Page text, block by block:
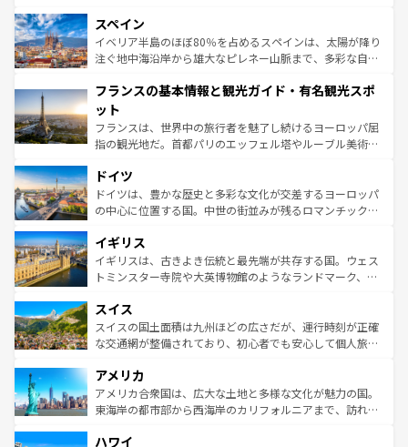
ろん、トスカーナの美しい田園風景やアマルフィ海岸の絶
景など、自然景観も見逃せない。観光の合間には、本場の
ピザやパスタなど、絶品のイタリア料理を堪能することも
ませてくれるイタリアで、忘れられない旅をしてみよう！
なお、新着のイタリア情報は
しい。
スペイン
イベリア半島のほぼ80％を占めるスペインは、太陽が降り
注ぐ地中海沿岸から雄大なピレネー山脈まで、多彩な自然
文化が根付くこの国では、情熱的なフラメンコ、熱気あふ
れる闘牛、そして美味しいタパスが生活の一部となってい
る。首都マドリードの洗練された雰囲気や、バルセロナの
アートに溢れた街角から、地方では古代ローマ遺跡や中世
せる。地方によって風土や気候が異なるスペインはその個
性で訪れる人を魅了する。 なお、新着のスペイン情報は コ
ンテンツ一覧を参照してほしい。
フランスの基本情報と観光ガイド・有名観光スポ
ット
フランスは、世界中の旅行者を魅了し続けるヨーロッパ屈
指の観光地だ。首都パリのエッフェル塔やルーブル美術館
で、幅広い魅力が詰まっている。華麗な宮殿、歴史的な大
聖堂、美しいビーチ、そして豊かな自然が、訪れる者を心
から魅了する。また、フランスは美食の国としても知ら
いる。シャンパンの発祥地であるランス、プロヴァンスの
香り高いラベンダー畑など、多彩な楽しみ方が可能だ。さ
らに、パリ以外の地域にも魅力が溢れており、どの街角に
れる地方に足を運ぶとそれぞれで全く異なる文化を体験で
きるだろう。 なお、新着のフランス情報はコンテンツ一覧
を参照してほしい。
ドイツ
ドイツは、豊かな歴史と多彩な文化が交差するヨーロッパ
の中心に位置する国。中世の街並みが残るロマンチック街
顔を持つこの国は、どこを歩いても飽きることがない。ベ
ルリンの文化的活気、バイエルン州のアルプスの絶景、そ
してライン川沿いのワイン畑といった風景は必見。ビール
は、お酒好きな人にはぜひ体験してほしい。 なお、新着の
ドイツ情報はコンテンツ一覧を参照してほしい。
イギリス
イギリスは、古きよき伝統と最先端が共存する国。ウェス
トミンスター寺院や大英博物館のようなランドマーク、歴
リアごとに異なる魅力がある。また、優雅なアフタヌーン
ティー、ビール好きにはたまらない英国パブ、サッカー観
戦など、本場だからこそできる体験も豊富。イギリスを旅
ンツ一覧を参照してほしい。
スイス
スイスの国土面積は九州ほどの広さだが、運行時刻が正確
な交通網が整備されており、初心者でも安心して個人旅行
の建物がそのまま残る町や、スイスならではのユニークな
博物館もあり、アルプス観光だけでなく町歩きも満喫する
ことができる。国民の所得が高いため物価も高いが、旅行
ば市内交通費無料で観光を楽しむこともできる。 なお、新
アメリカ
アメリカ合衆国は、広大な土地と多様な文化が魅力の国。
東海岸の都市部から西海岸のカリフォルニアまで、訪れる
のような巨大都市は、観光、ショッピング、エンターテイ
ハワイ